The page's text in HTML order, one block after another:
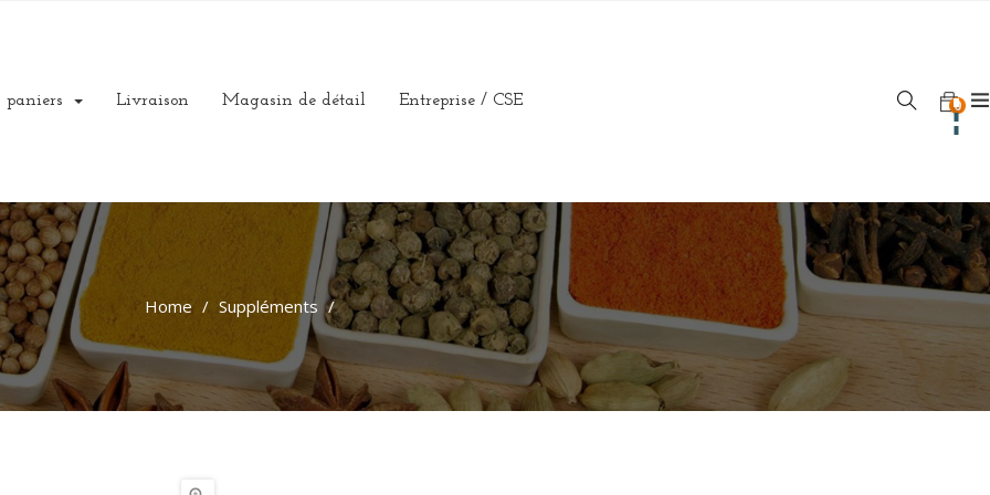
paniers Livraison Magasin de détail Entreprise / CSE 0
Home Suppléments